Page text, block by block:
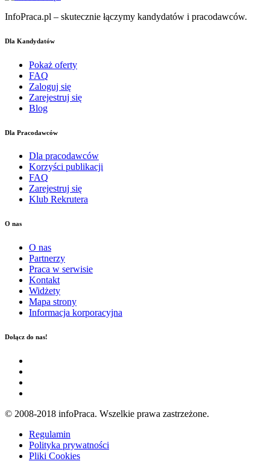
InfoPraca.pl – skutecznie łączymy kandydatów i pracodawców.
Dla Kandydatów
Pokaż oferty
FAQ
Zaloguj się
Zarejestruj się
Blog
Dla Pracodawców
Dla pracodawców
Korzyści publikacji
FAQ
Zarejestruj się
Klub Rekrutera
O nas
O nas
Partnerzy
Praca w serwisie
Kontakt
Widżety
Mapa strony
Informacja korporacyjna
Dołącz do nas!
© 2008-2018 infoPraca. Wszelkie prawa zastrzeżone.
Regulamin
Polityka prywatności
Pliki Cookies